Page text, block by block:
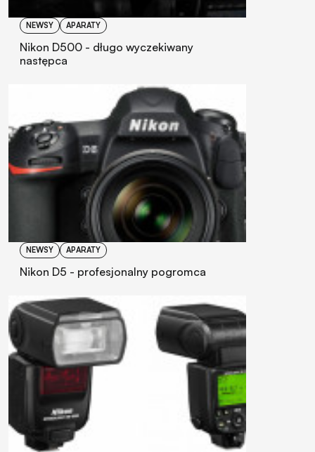
NEWSY APARATY
Nikon D500 - długo wyczekiwany
następca
NEWSY APARATY
Nikon D5 - profesjonalny pogromca